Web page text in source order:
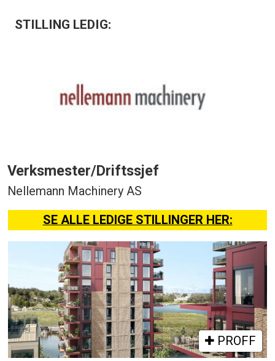
STILLING LEDIG:
Verksmester/Driftssjef
Nellemann Machinery AS
SE ALLE LEDIGE STILLINGER HER:
PROFF